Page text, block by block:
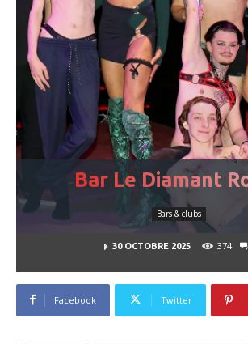
Bar Le Diamant
Bars & clubs
30 OCTOBRE 2025 374
Facebook Twitter